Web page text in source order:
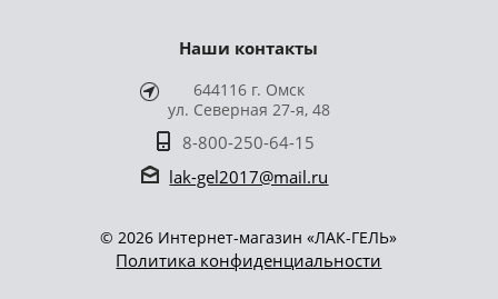
Наши контакты
644116 г. Омск
ул. Северная 27-я, 48
8-800-250-64-15
lak-gel2017@mail.ru
© 2026 Интернет-магазин «ЛАК-ГЕЛЬ»
Политика конфиденциальности